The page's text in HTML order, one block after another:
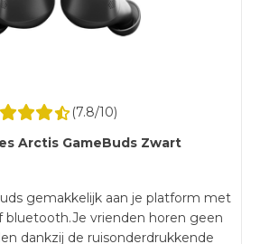
(7.8/10)
Arctis GameBuds Zwart
gemakkelijk aan je platform met
bluetooth.Je vrienden horen geen
dankzij de ruisonderdrukkende